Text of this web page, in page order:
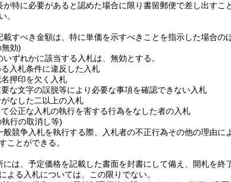
が特に必要があると認めた場合に限り書留郵便で差し出すこ
。
載すべき金額は、特に単価を示すべきことを指示した場合の
効)
いずれかに該当する入札は、無効とする。
入札条件に違反した入札
押印を欠く入札
要な文字の誤脱等により必要な事項を確認できない入札
なした二以上の入札
て公正な入札の執行を害する行為をなした者の入札
行の取消し等)
般競争入札を執行する際、入札者の不正行為その他の理由
ことができる。
には、予定価格を記載した書面を封書にして備え、開札を終
よる入札については、この限りでない。